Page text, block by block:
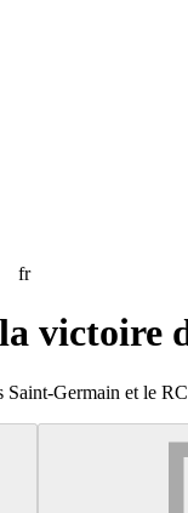
fr
victoire
Germain et le